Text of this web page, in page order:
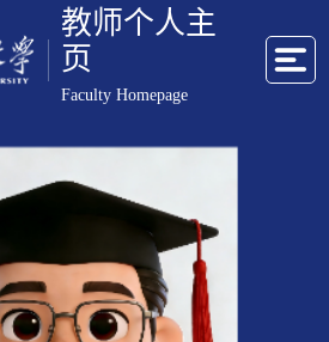
教师个人主
页
Faculty Homepage